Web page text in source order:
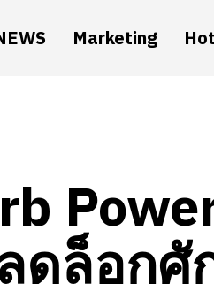
Marketing
ดล็อกศั